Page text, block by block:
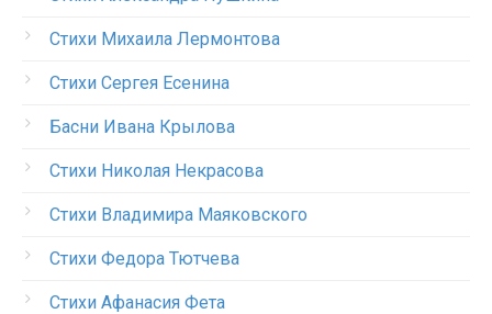
Стихи Михаила Лермонтова
Стихи Сергея Есенина
Басни Ивана Крылова
Стихи Николая Некрасова
Стихи Владимира Маяковского
Стихи Федора Тютчева
Стихи Афанасия Фета